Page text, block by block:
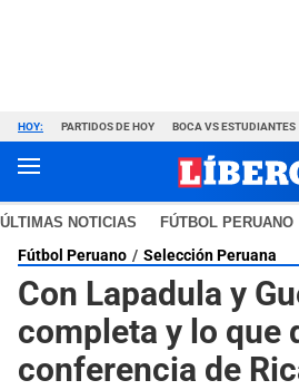
HOY: PARTIDOS DE HOY BOCA VS ESTUDIANTES
ÚLTIMAS NOTICIAS FÚTBOL PERUANO
Fútbol Peruano Selección Peruana
Con Lapadula y
completa y lo que
conferencia de